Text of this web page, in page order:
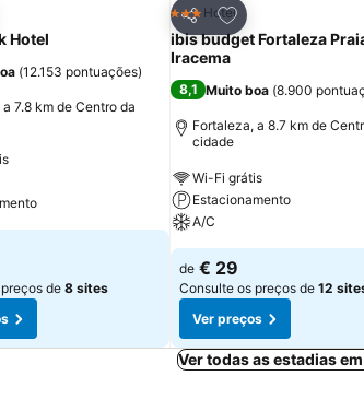
aos favoritos
Hotel
(12.153 pontuações)
7.8 km de Centro da
de8 sites
Partilhar
Adicionar aos
3 Estrelas
Hotel
ibis budget Fortaleza
Iracema
8,1 Muito boa (8.900
Fortaleza, a 8.7 km de
cidade
Wi-Fi grátis
Estacionamento
A/C
de € 29
Consulte os preços de 12
Ver preços
Ver todas as estadias